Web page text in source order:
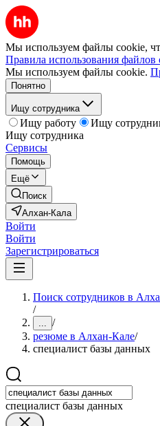
Мы используем файлы cookie,
Правила использования файлов
Мы используем файлы cookie.
Понятно
Ищу сотрудника
Ищу работу
Ищу
Ищу сотрудника
Сервисы
Помощь
Ещё
Поиск
Алхан-Кала
Войти
Войти
Зарегистрироваться
Поиск сотрудников в
/
... /
резюме в Алхан-Кале/
специалист базы данных
специалист базы данных